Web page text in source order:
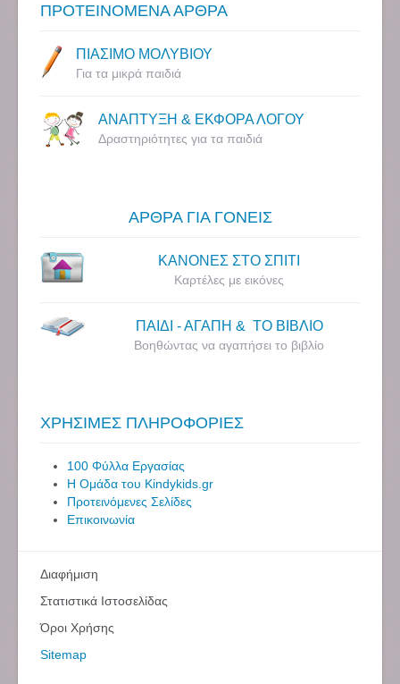
ΠΡΟΤΕΙΝΟΜΕΝΑ ΑΡΘΡΑ
ΠΙΑΣΙΜΟ ΜΟΛΥΒΙΟΥ
Για τα μικρά παιδιά
ΑΝΑΠΤΥΞΗ & ΕΚΦΟΡΑ ΛΟΓΟΥ
Δραστηριότητες για τα παιδιά
ΑΡΘΡΑ ΓΙΑ ΓΟΝΕΙΣ
ΚΑΝΟΝΕΣ ΣΤΟ ΣΠΙΤΙ
Καρτέλες με εικόνες
ΠΑΙΔΙ - ΑΓΑΠΗ & ΤΟ ΒΙΒΛΙΟ
Βοηθώντας να αγαπήσει το βιβλίο
ΧΡΗΣΙΜΕΣ ΠΛΗΡΟΦΟΡΙΕΣ
100 Φύλλα Εργασίας
Η Ομάδα του Kindykids.gr
Προτεινόμενες Σελίδες
Επικοινωνία
Διαφήμιση
Στατιστικά Ιστοσελίδας
Όροι Χρήσης
Sitemap